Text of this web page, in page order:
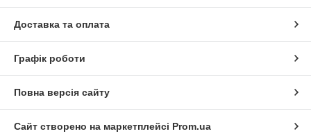
Доставка та оплата
Графік роботи
Повна версія сайту
Сайт створено на маркетплейсі Prom.ua